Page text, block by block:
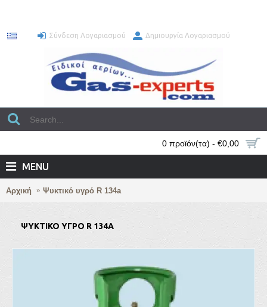
Σύνδεση Λογαριασμού Δημιουργία Λογαριασμού
0 προϊόν(τα) - €0,00
MENU
Αρχική Ψυκτικό υγρό R 134a
ΨΥΚΤΙΚΌ ΥΓΡΌ R 134A